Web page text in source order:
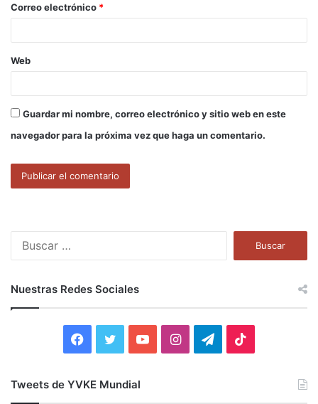
*
Correo electrónico *
Web
Guardar mi nombre, correo electrónico y sitio web en este
navegador para la próxima vez que haga un comentario.
:
Nuestras Redes Sociales
I
Tweets de YVKE Mundial